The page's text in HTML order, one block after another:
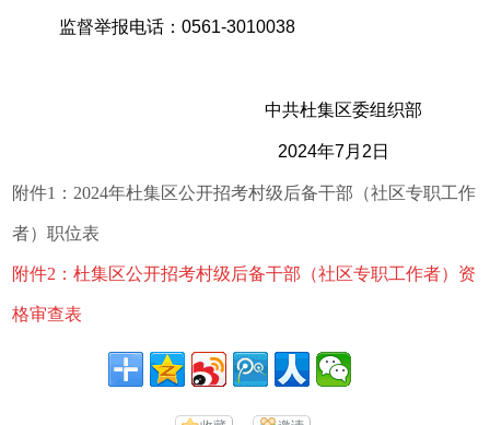
监督举报电话：0561-3010038
中共杜集区委组织部
2024年7月2日
附件1：2024年杜集区公开招考村级后备干部（社区专职工作
者）职位表
附件2：杜集区公开招考村级后备干部（社区专职工作者）资
格审查表